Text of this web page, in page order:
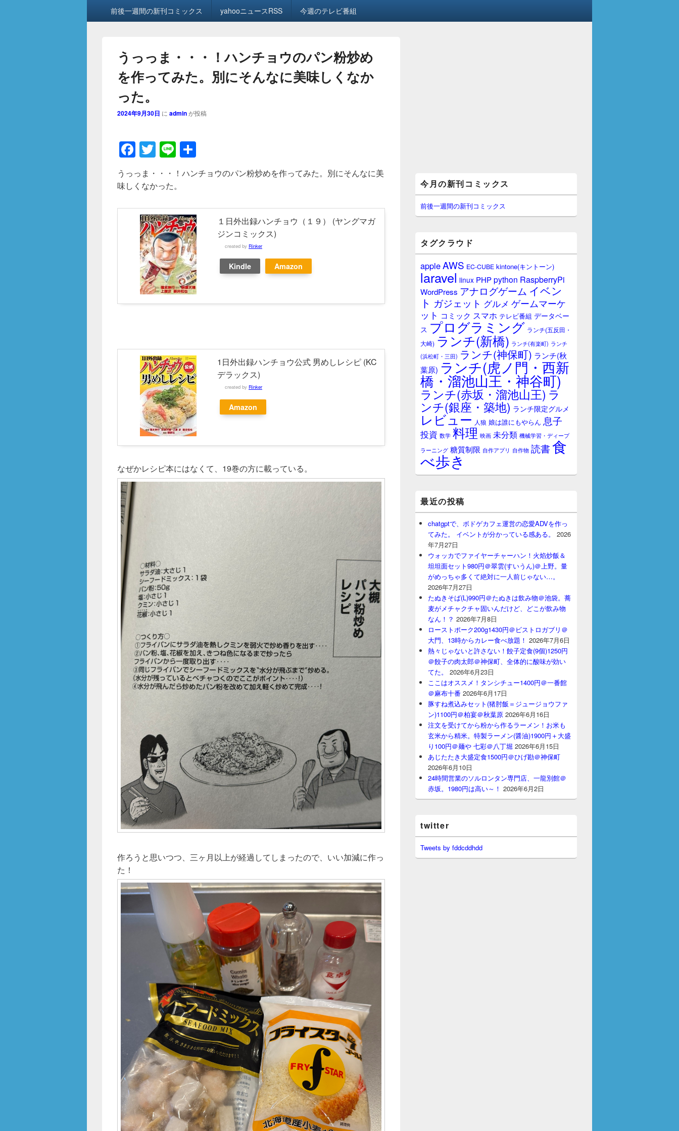
前後一週間の新刊コミックス yahooニュースRSS 今週のテレビ番組
うっっま・・・！ハンチョウのパン粉炒め
を作ってみた。別にそんなに美味しくなか
った。
2024年9月30日 に adminが投稿
F
a
c
e
b
o
o
k
T
wi
tt
er
Li
n
e
有
うっっま・・・！ハンチョウのパン粉炒めを作ってみた。別にそんなに美
味しくなかった。
１日外出録ハンチョウ（１９） (ヤングマガ
ジンコミックス)
created by Rinker
Kindle Amazon
1日外出録ハンチョウ公式 男めしレシピ (KC
デラックス)
created by Rinker
Amazon
なぜかレシピ本にはなくて、19巻の方に載っている。
作ろうと思いつつ、三ヶ月以上が経過してしまったので、いい加減に作っ
た！
イ
ン
サ
イ
ー
ジ
ッ
ト
今月の新刊コミックス
前後一週間の新刊コミックス
タグクラウド
appleAWS EC-CUBE kintone(キントーン)
laravel linux PHPpython RaspberryPi
WordPress アナログゲーム イベン
ト ガジェット グルメ ゲームマーケ
ット コミック スマホ テレビ番組 データベー
ス プログラミング ランチ(五反田・
大崎) ランチ(新橋) ランチ(有楽町) ランチ
(浜松町・三田) ランチ(神保町) ランチ(秋
葉原) ランチ(虎ノ門・西新
橋・溜池山王・神谷町)
ランチ(赤坂・溜池山王) ラ
ンチ(銀座・築地) ランチ限定グルメ
レビュー 人狼 娘は誰にもやらん 息子
投資 数学 料理 映画 未分類 機械学習・ディープ
ラーニング 糖質制限 自作アプリ 自作物 読書食
べ歩き
最近の投稿
chatgptで、ボドゲカフェ運営の恋愛ADVを作っ
てみた。 イベントが分かっている感ある。
2026
年7月27日
ウォッカでファイヤーチャーハン！火焰炒飯＆
坦坦面セット980円＠翠雲(すいうん)＠上野。量
がめっちゃ多くて絶対に一人前じゃない…。
2026年7月27日
たぬきそば(L)990円＠たぬきは飲み物＠池袋。蕎
麦がメチャクチャ固いんだけど、どこが飲み物
なん！？ 2026年7月8日
ローストポーク200g1430円＠ビストロガブリ＠
大門、13時からカレー食べ放題！ 2026年7月6日
熱々じゃないと許さない！餃子定食(9個)1250円
＠餃子の肉太郎＠神保町、全体的に酸味が効い
てた。
2026年6月23日
ここはオススメ！タンシチュー1400円＠一番館
＠麻布十番 2026年6月17日
豚すね煮込みセット(猪肘飯＝ジュージョウファ
ン)1100円＠柏宴＠秋葉原 2026年6月16日
注文を受けてから粉から作るラーメン！お米も
玄米から精米。特製ラーメン(醤油)1900円＋大盛
り100円＠麺や 七彩＠八丁堀 2026年6月15日
あじたたき大盛定食1500円＠ひげ勘＠神保町
2026年6月10日
24時間営業のソルロンタン専門店、一龍別館＠
赤坂。1980円は高い～！ 2026年6月2日
twitter
Tweets by fddcddhdd